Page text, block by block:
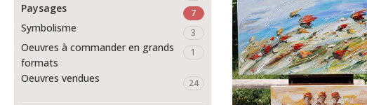
Paysages 7
Symbolisme 3
Oeuvres à commander en grands
formats
1
Oeuvres vendues 24